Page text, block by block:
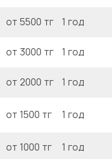
от 5500 тг 1 год
от 3000 тг 1 год
от 2000 тг 1 год
от 1500 тг 1 год
от 1000 тг 1 год